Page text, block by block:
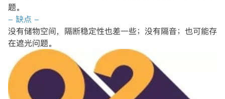
题。
- 缺点 -
没有储物空间，隔断稳定性也差一些；没有隔音；也可能存
在遮光问题。